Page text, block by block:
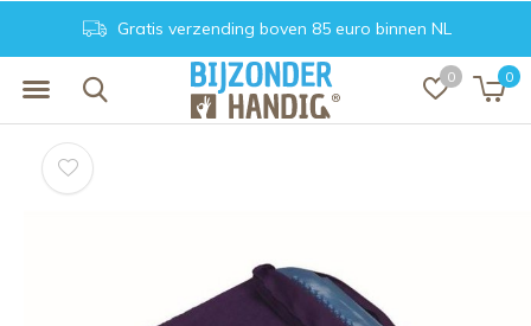
0 0
Gratis verzending boven 85 euro binnen NL